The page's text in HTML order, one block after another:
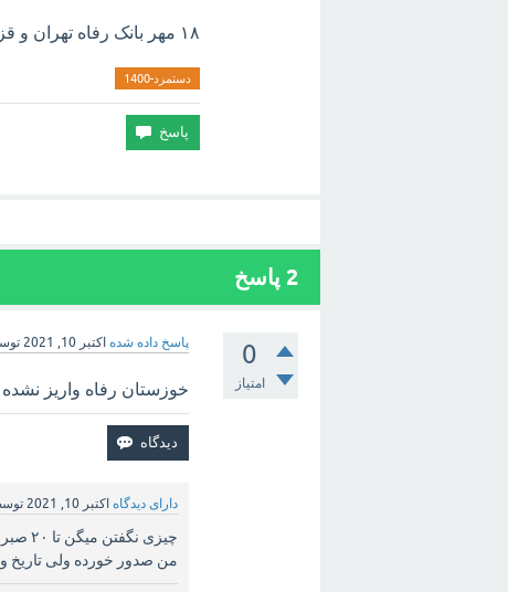
۱۸ مهر بانک رفاه تهران و قزوین واریز نشده ساعت ۱۳.۴۲
دستمزد-1400
2 پاسخ
0
امتیاز
پاسخ داده شده اکتبر 10, 2021
خوزستان رفاه واریز نشده با 1420 تماس بگیرین ببینید ب شما
دارای دیدگاه اکتبر 10, 2021
من صدور خورده ولی تاریخ